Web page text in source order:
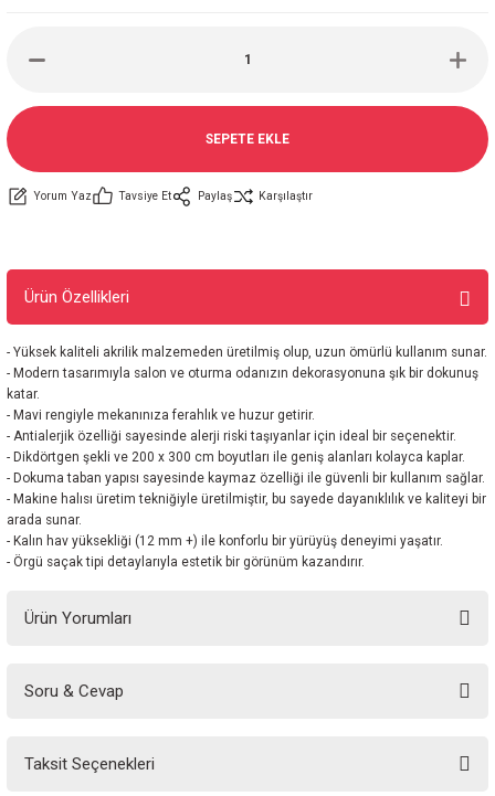
SEPETE EKLE
Yorum Yaz Tavsiye Et Paylaş Karşılaştır
Ürün Özellikleri
- Yüksek kaliteli akrilik malzemeden üretilmiş olup, uzun ömürlü kullanım sunar.
- Modern tasarımıyla salon ve oturma odanızın dekorasyonuna şık bir dokunuş
katar.
- Mavi rengiyle mekanınıza ferahlık ve huzur getirir.
- Antialerjik özelliği sayesinde alerji riski taşıyanlar için ideal bir seçenektir.
- Dikdörtgen şekli ve 200 x 300 cm boyutları ile geniş alanları kolayca kaplar.
- Dokuma taban yapısı sayesinde kaymaz özelliği ile güvenli bir kullanım sağlar.
- Makine halısı üretim tekniğiyle üretilmiştir, bu sayede dayanıklılık ve kaliteyi bir
arada sunar.
- Kalın hav yüksekliği (12 mm +) ile konforlu bir yürüyüş deneyimi yaşatır.
- Örgü saçak tipi detaylarıyla estetik bir görünüm kazandırır.
Ürün Yorumları
Soru & Cevap
Taksit Seçenekleri